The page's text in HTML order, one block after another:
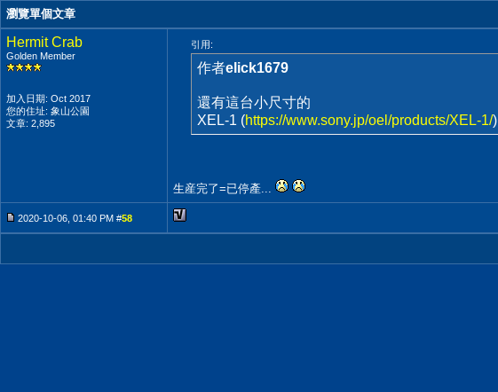
瀏覽單個文章
Hermit Crab
Golden Member
加入日期: Oct 2017
您的住址: 象山公園
文章: 2,895
引用:
作者elick1679
還有這台小尺寸的
XEL-1 (https://www.sony.jp/oel/products/XEL-1/)
生産完了=已停產...
2020-10-06, 01:40 PM #58